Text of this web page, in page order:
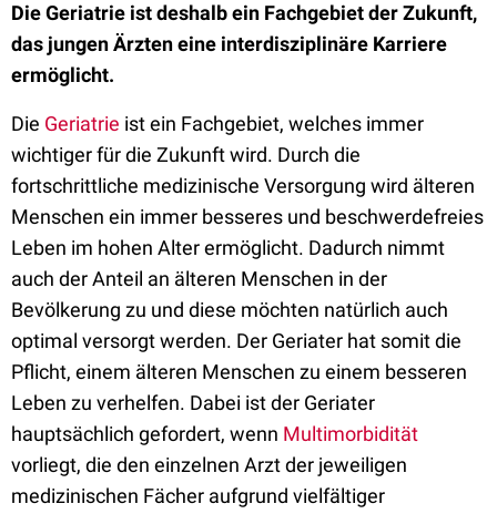
Die Geriatrie ist deshalb ein Fachgebiet der Zukunft,
das jungen Ärzten eine interdisziplinäre Karriere
ermöglicht.
Die Geriatrie ist ein Fachgebiet, welches immer
wichtiger für die Zukunft wird. Durch die
fortschrittliche medizinische Versorgung wird älteren
Menschen ein immer besseres und beschwerdefreies
Leben im hohen Alter ermöglicht. Dadurch nimmt
auch der Anteil an älteren Menschen in der
Bevölkerung zu und diese möchten natürlich auch
optimal versorgt werden. Der Geriater hat somit die
Pflicht, einem älteren Menschen zu einem besseren
Leben zu verhelfen. Dabei ist der Geriater
hauptsächlich gefordert, wenn Multimorbidität
vorliegt, die den einzelnen Arzt der jeweiligen
medizinischen Fächer aufgrund vielfältiger